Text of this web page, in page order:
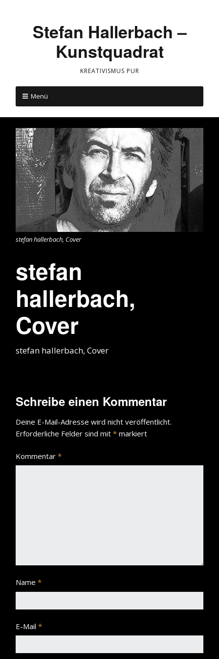
Stefan Hallerbach –
Kunstquadrat
KREATIVISMUS PUR
Menü
stefan hallerbach, Cover
stefan
hallerbach,
Cover
stefan hallerbach, Cover
Schreibe einen Kommentar
Deine E-Mail-Adresse wird nicht veröffentlicht.
Erforderliche Felder sind mit * markiert
Kommentar *
Name *
E-Mail *